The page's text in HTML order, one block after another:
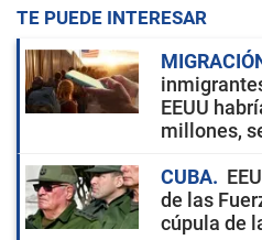
TE PUEDE INTERESAR
EEUU
millones,
CUBA
de las
cúpula de